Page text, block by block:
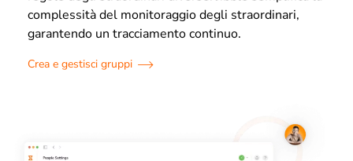
complessità del monitoraggio degli straordinari,
garantendo un tracciamento continuo.
Crea e gestisci gruppi